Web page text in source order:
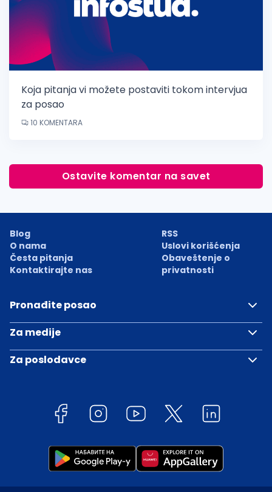
Koja pitanja vi možete postaviti tokom intervjua
za posao
10 KOMENTARA
Ostavite komentar na savet
Blog
O nama
Česta pitanja
Kontaktirajte nas
RSS
Uslovi korišćenja
Obaveštenje o
privatnosti
Pronađite posao
Za medije
Za poslodavce